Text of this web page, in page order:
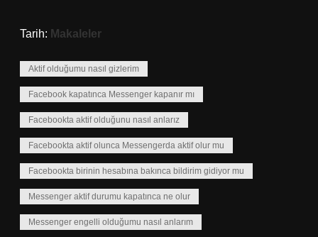
Tarih: Makaleler
Aktif olduğumu nasıl gizlerim
Facebook kapatınca Messenger kapanır mı
Facebookta aktif olduğunu nasıl anlarız
Facebookta aktif olunca Messengerda aktif olur mu
Facebookta birinin hesabına bakınca bildirim gidiyor mu
Messenger aktif durumu kapatınca ne olur
Messenger engelli olduğumu nasıl anlarım